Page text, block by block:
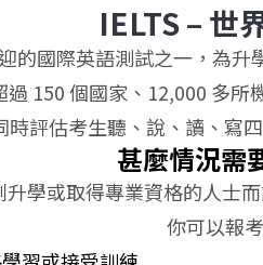
IELTS – 世
的國際英語測試之一，為
150 個國家、12,000 多
評估考生聽、說、讀、寫
甚麼情況需
升學或取得專業資格的人士
你可以報